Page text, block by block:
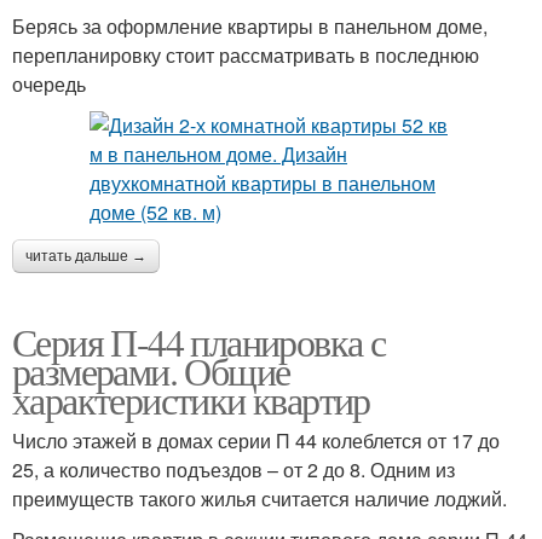
Берясь за оформление квартиры в панельном доме,
перепланировку стоит рассматривать в последнюю
очередь
читать дальше →
Серия П-44 планировка с
размерами. Общие
характеристики квартир
Число этажей в домах серии П 44 колеблется от 17 до
25, а количество подъездов – от 2 до 8. Одним из
преимуществ такого жилья считается наличие лоджий.